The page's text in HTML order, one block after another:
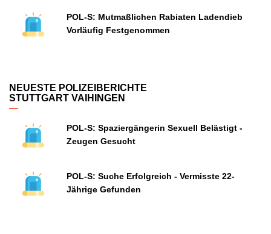
POL-S: Mutmaßlichen Rabiaten Ladendieb
Vorläufig Festgenommen
NEUESTE POLIZEIBERICHTE
STUTTGART VAIHINGEN
POL-S: Spaziergängerin Sexuell Belästigt -
Zeugen Gesucht
POL-S: Suche Erfolgreich - Vermisste 22-
Jährige Gefunden